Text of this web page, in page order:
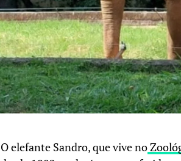
O elefante Sandro, que vive no